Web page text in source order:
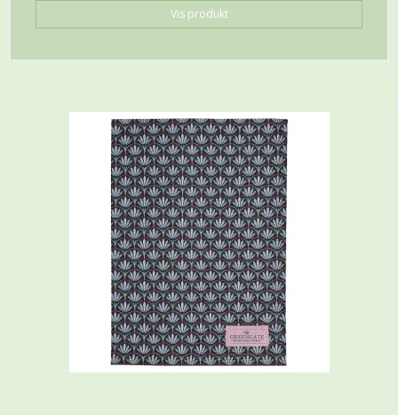
Vis produkt